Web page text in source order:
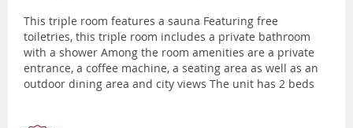
This triple room features a sauna Featuring free
toiletries, this triple room includes a private bathroom
with a shower Among the room amenities are a private
entrance, a coffee machine, a seating area as well as an
outdoor dining area and city views The unit has 2 beds